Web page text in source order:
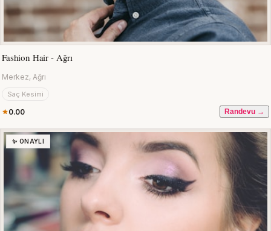
Fashion Hair - Ağrı
Merkez, Ağrı
Saç Kesimi
0.00 Randevu →
✨ ONAYLI